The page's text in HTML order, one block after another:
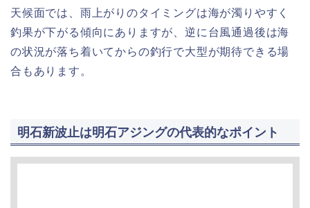
天候面では、雨上がりのタイミングは海が濁りやすく
釣果が下がる傾向にありますが、逆に台風通過後は海
の状況が落ち着いてからの釣行で大型が期待できる場
合もあります。
明石新波止は明石アジングの代表的なポイント